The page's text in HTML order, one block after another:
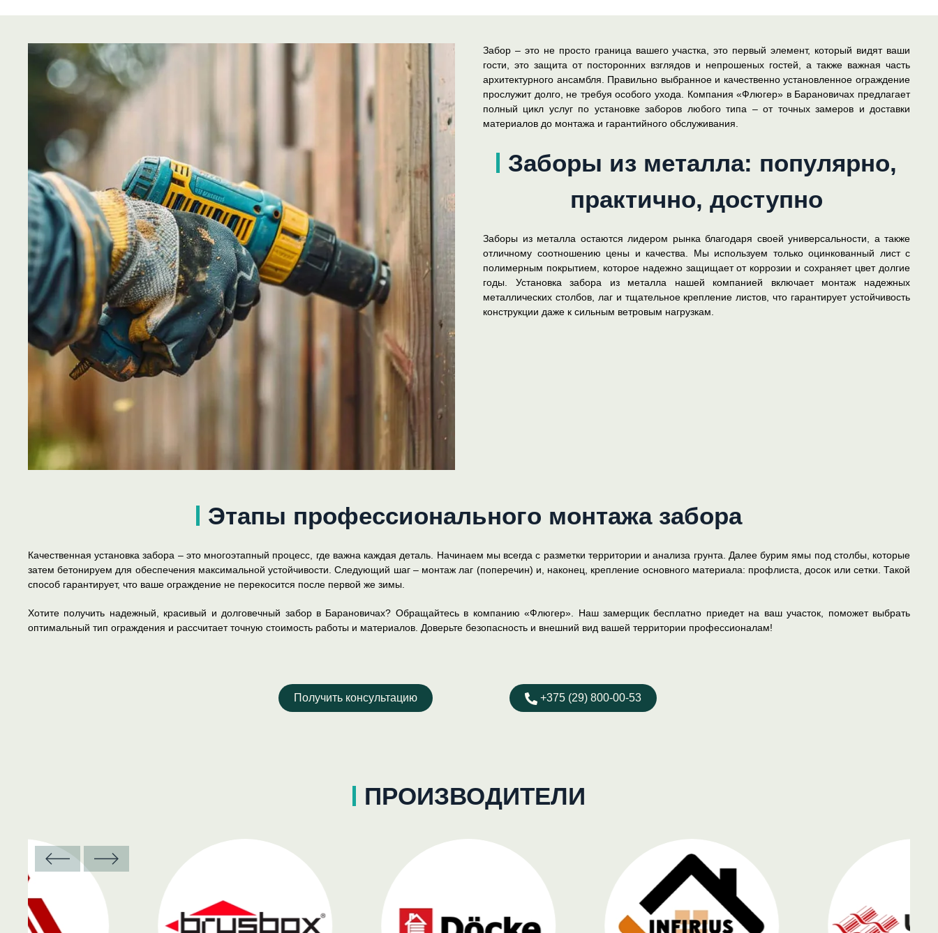
Забор – это не просто граница вашего участка, это первый элемент, который видят ваши
гости, это защита от посторонних взглядов и непрошеных гостей, а также важная часть
архитектурного ансамбля. Правильно выбранное и качественно установленное ограждение
прослужит долго, не требуя особого ухода. Компания «Флюгер» в Барановичах предлагает
полный цикл услуг по установке заборов любого типа – от точных замеров и доставки
материалов до монтажа и гарантийного обслуживания.
Заборы из металла: популярно,
практично, доступно
Заборы из металла остаются лидером рынка благодаря своей универсальности, а также
отличному соотношению цены и качества. Мы используем только оцинкованный лист с
полимерным покрытием, которое надежно защищает от коррозии и сохраняет цвет долгие
годы. Установка забора из металла нашей компанией включает монтаж надежных
металлических столбов, лаг и тщательное крепление листов, что гарантирует устойчивость
конструкции даже к сильным ветровым нагрузкам.
Этапы профессионального монтажа забора
Качественная установка забора – это многоэтапный процесс, где важна каждая деталь. Начинаем мы всегда с разметки территории и анализа грунта. Далее бурим ямы под столбы, которые
затем бетонируем для обеспечения максимальной устойчивости. Следующий шаг – монтаж лаг (поперечин) и, наконец, крепление основного материала: профлиста, досок или сетки. Такой
способ гарантирует, что ваше ограждение не перекосится после первой же зимы.
Хотите получить надежный, красивый и долговечный забор в Барановичах? Обращайтесь в компанию «Флюгер». Наш замерщик бесплатно приедет на ваш участок, поможет выбрать
оптимальный тип ограждения и рассчитает точную стоимость работы и материалов. Доверьте безопасность и внешний вид вашей территории профессионалам!
Получить консультацию +375 (29) 800-00-53
ПРОИЗВОДИТЕЛИ